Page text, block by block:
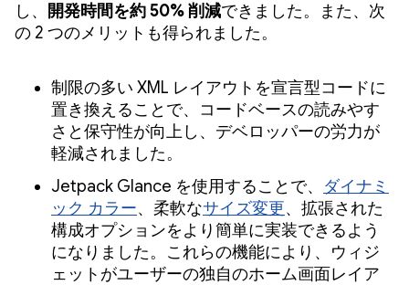
し、
開発時間を約 50% 削減できました。また、次
の 2 つのメリットも得られました。
制限の多い XML レイアウトを宣言型コードに
置き換えることで、コードベースの読みやす
さと保守性が向上し、デベロッパーの労力が
軽減されました。
Jetpack Glance を使用することで、 ダイナミ
ック カラー、柔軟なサイズ変更、拡張された
構成オプションをより簡単に実装できるよう
になりました。これらの機能により、ウィジ
ェットがユーザーの独自のホーム画面レイア